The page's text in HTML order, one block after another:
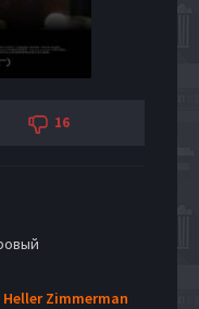
16
Heller Zimmerman